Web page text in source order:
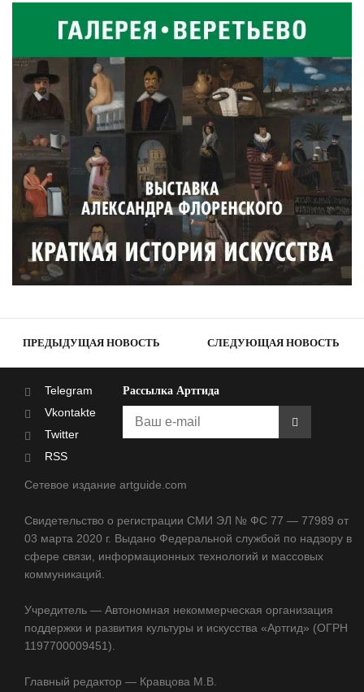
ПРЕДЫДУЩАЯ НОВОСТЬ СЛЕДУЮЩАЯ НОВОСТЬ
Telegram
Vkontakte
Twitter
RSS
Рассылка Артгида
Сетевое издание artguide.com
Свидетельство о регистрации СМИ ЭЛ № ФС 77 — 77989 от
03 марта 2020 г. Выдано Федеральной службой по надзору в
сфере связи, информационных технологий и массовых
коммуникаций.
Учредитель — Автономная некоммерческая организация
поддержки и развития культуры и искусства «Артгид» (ОГРН
1197700009451).
Главный редактор — Кравцова М.В.